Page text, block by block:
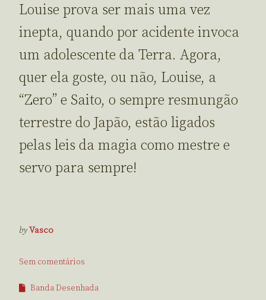
Louise prova ser mais uma vez
inepta, quando por acidente invoca
um adolescente da Terra. Agora,
quer ela goste, ou não, Louise, a
“Zero” e Saito, o sempre resmungão
terrestre do Japão, estão ligados
pelas leis da magia como mestre e
servo para sempre!
byVasco
Sem comentários
Banda Desenhada